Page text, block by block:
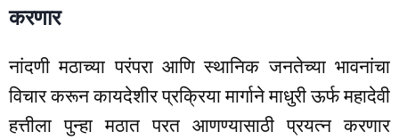
करणार
नांदणी मठाच्या परंपरा आणि स्थानिक जनतेच्या भावनांचा
विचार करून कायदेशीर प्रक्रिया मार्गाने माधुरी ऊर्फ महादेवी
हत्तीला पुन्हा मठात परत आणण्यासाठी प्रयत्न करणार